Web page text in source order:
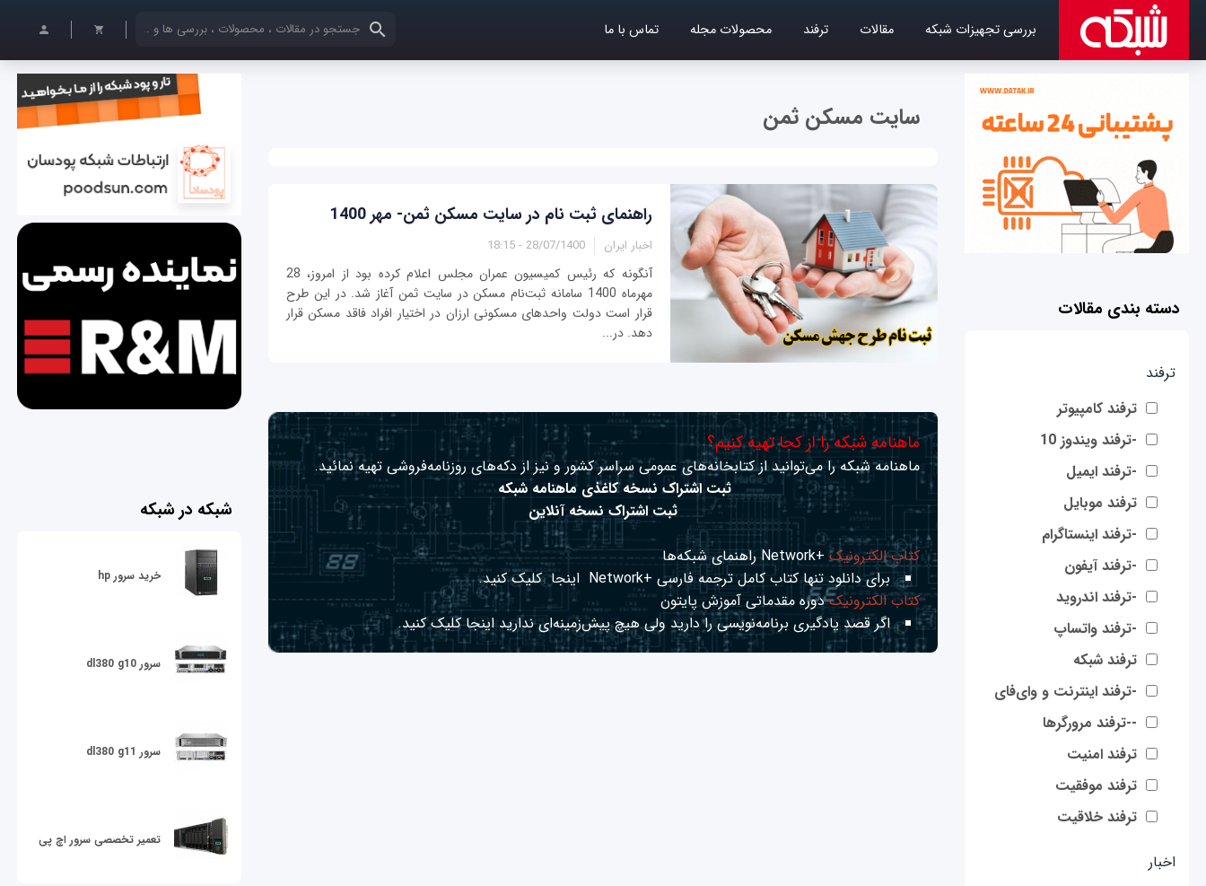
بررسی تجهیزات شبکه مقالات ترفند محصولات مجله تماس با ما کلمات کلیدی خود را وارد کنید
دسته بندی مقالات
ترفند
ترفند کامپیوتر
-ترفند ویندوز 10
-ترفند ایمیل
ترفند موبایل
-ترفند اینستاگرام
-ترفند آیفون
-ترفند اندروید
-ترفند واتساپ
ترفند شبکه
-ترفند اینترنت و وای‌فای
--ترفند مرورگرها
ترفند امنیت
ترفند موفقیت
ترفند خلاقیت
اخبار
سایت مسکن ثمن
راهنمای ثبت نام در سایت مسکن ثمن- مهر 1400
اخبار ایران 28/07/1400 - 18:15
آنگونه که رئیس کمیسیون عمران مجلس اعلام کرده بود از امروز، 28
مهرماه 1400 سامانه ثبت‌نام مسکن در سایت ثمن آغاز شد. در این طرح
قرار است دولت واحدهای مسکونی ارزان در اختیار افراد فاقد مسکن قرار
دهد. در...
ماهنامه شبکه را از کجا تهیه کنیم؟
ماهنامه شبکه را می‌توانید از کتابخانه‌های عمومی سراسر کشور و نیز از دکه‌های روزنامه‌فروشی تهیه نمائید.
ثبت اشتراک نسخه کاغذی ماهنامه شبکه
ثبت اشتراک نسخه آنلاین
کتاب الکترونیک +Network راهنمای شبکه‌ها
برای دانلود تنها کتاب کامل ترجمه فارسی +Network
اینجا کلیک کنید.
کتاب الکترونیکدوره مقدماتی آموزش پایتون
اگر قصد یادگیری برنامه‌نویسی را دارید ولی هیچ پیش‌زمینه‌ای نداریداینجا کلیک کنید.
شبکه در شبکه
خرید سرور hp
سرور dl380 g10
سرور dl380 g11
تعمیر تخصصی سرور اچ پی